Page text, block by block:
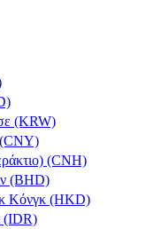
(KRW)
(CNY)
(CNH)
(BHD)
Κόνγκ (HKD)
(IDR)